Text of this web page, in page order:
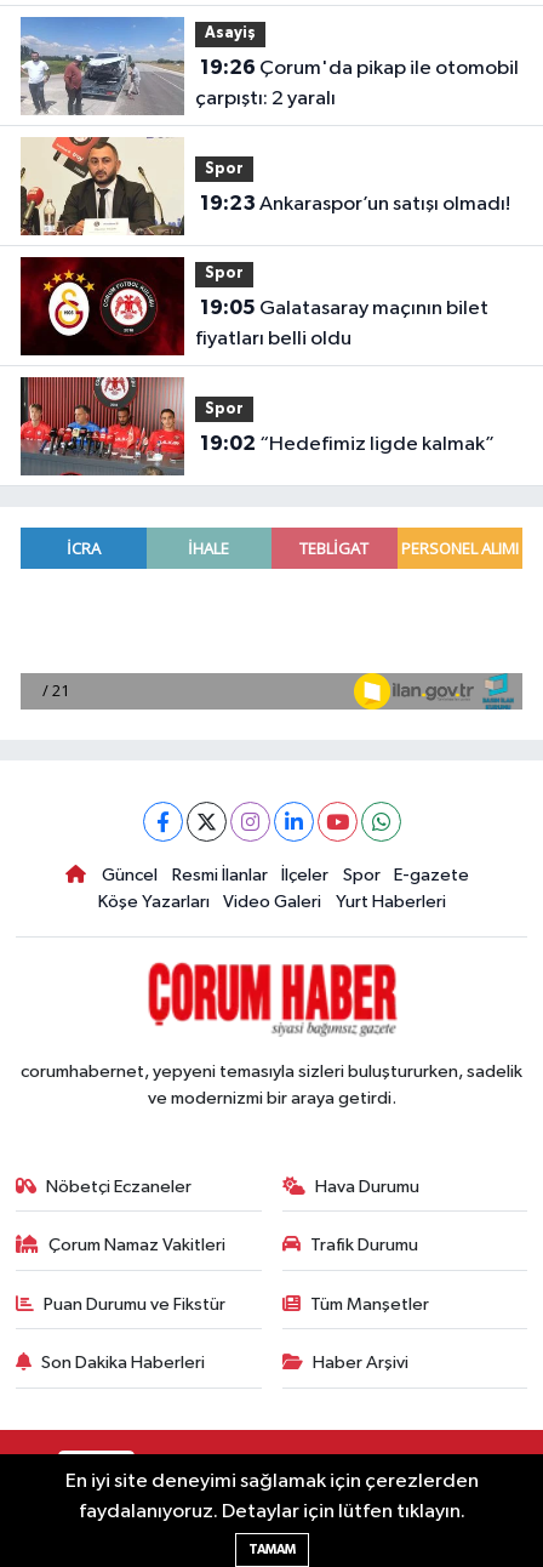
Asayiş
19:26
çarpıştı: 2 yaralı
Spor
19:23 Ankaraspor’un satışı olmadı!
Spor
19:05
fiyatları belli oldu
Spor
19:02 “Hedefimiz ligde kalmak”
Güncel Resmi İlanlar İlçeler Spor
E-gazete
Köşe Yazarları
Video Galeri Yurt Haberleri
corumhabernet, yepyeni temasıyla sizleri buluştururken, sadelik
ve modernizmi bir araya getirdi.
Nöbetçi Eczaneler Hava Durumu
Çorum Namaz Vakitleri Trafik Durumu
Puan Durumu ve Fikstür Tüm Manşetler
Son Dakika Haberleri Haber Arşivi
Haber Yazılımı:
En iyi site deneyimi sağlamak için çerezlerden
faydalanıyoruz. Detaylar için lütfen tıklayın.
TAMAM